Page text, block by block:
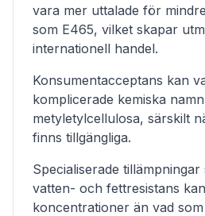
vara mer uttalade för
som E465, vilket skapar
internationell handel.
Konsumentacceptans kan
komplicerade kemiska
metyletylcellulosa, särskilt
finns tillgängliga.
Specialiserade
vatten- och fettresistans
koncentrationer än vad